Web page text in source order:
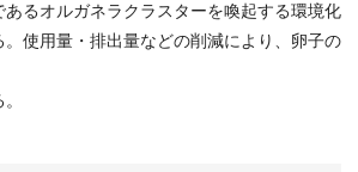
るオルガネラクラスターを喚起する環境化
使用量・排出量などの削減により、卵子の